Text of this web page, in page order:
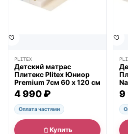
PLITEX
Детский матрас
Плитекс Plitex Юниор
Premium 7см 60 х 120 см
4 990 ₽
Оплата частями
Купить
9